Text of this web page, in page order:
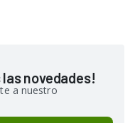
novedades!
a nuestro